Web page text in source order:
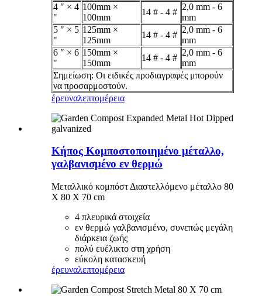
4 ″ × 4
"
100mm ×
100mm
14 # - 4 #
2,0 mm - 6
mm
5 ″ × 5
"
125mm ×
125mm
14 # - 4 #
2,0 mm - 6
mm
6 ″ × 6
"
150mm ×
150mm
14 # - 4 #
2,0 mm - 6
mm
Σημείωση: Οι ειδικές προδιαγραφές μπορούν
να προσαρμοστούν.
έρευναλεπτομέρεια
Κήπος Κομποστοποιημένο μέταλλο,
γαλβανισμένο εν θερμώ
Μεταλλικό κομπόστ Διαστελλόμενο μέταλλο 80
X 80 X 70 cm
4 πλευρικά στοιχεία
εν θερμώ γαλβανισμένο, συνεπώς μεγάλη
διάρκεια ζωής
πολύ ευέλικτο στη χρήση
εύκολη κατασκευή
έρευναλεπτομέρεια